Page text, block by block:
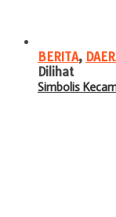
BERITA,
Dilihat
Simbolis